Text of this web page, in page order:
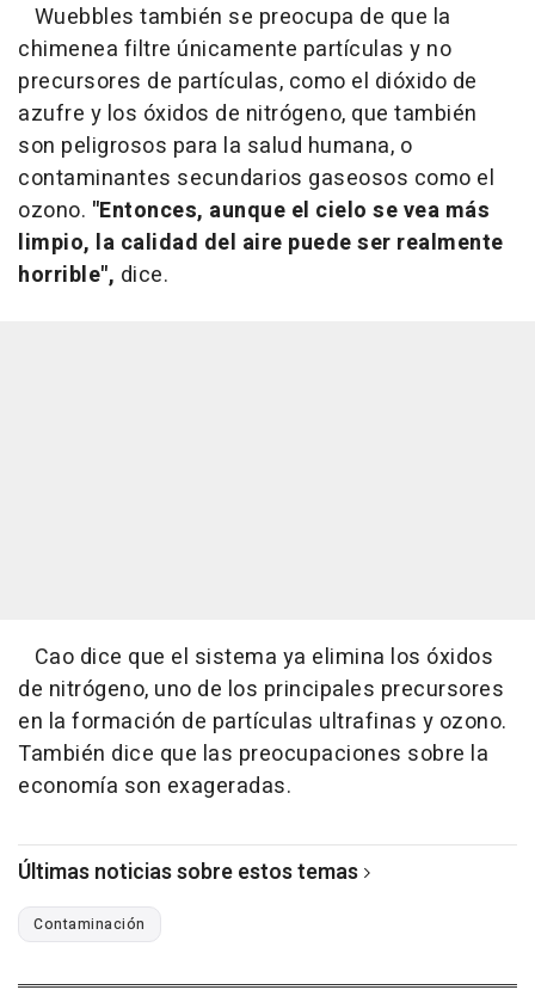
Wuebbles también se preocupa de que la
chimenea filtre únicamente partículas y no
precursores de partículas, como el dióxido de
azufre y los óxidos de nitrógeno, que también
son peligrosos para la salud humana, o
contaminantes secundarios gaseosos como el
ozono. "Entonces, aunque el cielo se vea más
limpio, la calidad del aire puede ser realmente
horrible", dice.
Cao dice que el sistema ya elimina los óxidos
de nitrógeno, uno de los principales precursores
en la formación de partículas ultrafinas y ozono.
También dice que las preocupaciones sobre la
economía son exageradas.
Últimas noticias sobre estos temas
Contaminación